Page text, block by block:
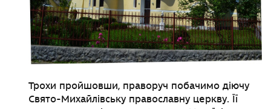
Трохи пройшовши, праворуч побачимо діючу
Свято-Михайлівську православну церкву. Її